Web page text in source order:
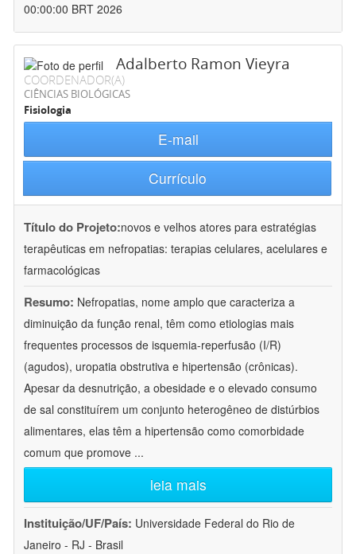
00:00:00 BRT 2026
Adalberto Ramon Vieyra
COORDENADOR(A)
CIÊNCIAS BIOLÓGICAS
Fisiologia
E-mail
Currículo
Título do Projeto:novos e velhos atores para estratégias
terapêuticas em nefropatias: terapias celulares, acelulares e
farmacológicas
Resumo: Nefropatias, nome amplo que caracteriza a
diminuição da função renal, têm como etiologias mais
frequentes processos de isquemia-reperfusão (I/R)
(agudos), uropatia obstrutiva e hipertensão (crônicas).
Apesar da desnutrição, a obesidade e o elevado consumo
de sal constituírem um conjunto heterogêneo de distúrbios
alimentares, elas têm a hipertensão como comorbidade
comum que promove ...
leia mais
Instituição/UF/País: Universidade Federal do Rio de
Janeiro - RJ - Brasil